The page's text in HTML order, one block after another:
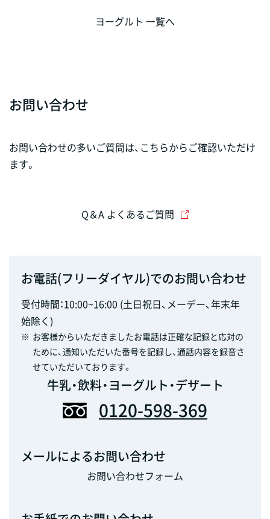
ヨーグルト 一覧へ
お問い合わせ
お問い合わせの多いご質問は、こちらからご確認いただけ
ます。
Q＆A よくあるご質問
お電話(フリーダイヤル)でのお問い合わせ
受付時間：10:00~16:00 (土日祝日、メーデー、年末年
始除く)
※ お客様からいただきましたお電話は正確な記録と応対の
ために、通知いただいた番号を記録し、通話内容を録音さ
せていただいております。
牛乳・飲料・ヨーグルト・デザート
0120-598-369
メールによるお問い合わせ
お問い合わせフォーム